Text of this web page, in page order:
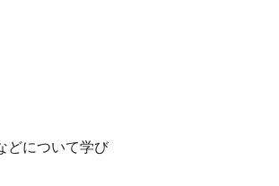
どについて学び